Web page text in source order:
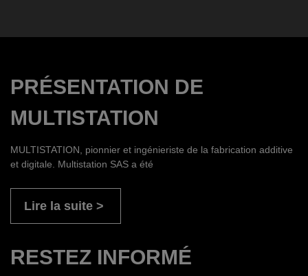
PRÉSENTATION DE
MULTISTATION
MULTISTATION, pionnier et ingénieriste de la fabrication additive
et digitale. Multistation SAS a été
Lire la suite
RESTEZ INFORMÉ